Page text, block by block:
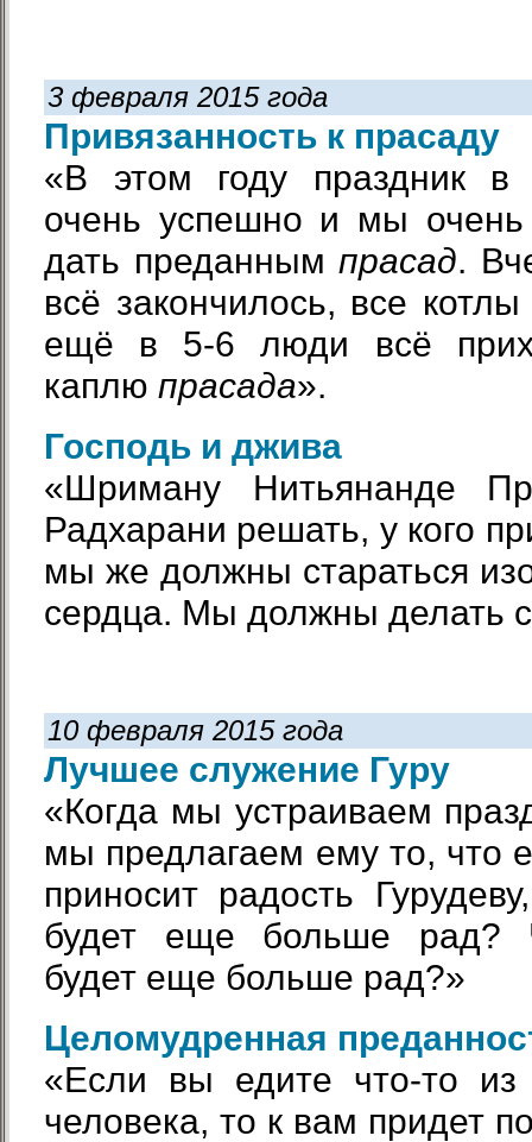
3 февраля 2015 года
Привязанность к прасаду
«В этом году праздник в
очень успешно и мы
дать преданнымпрасад.
всё закончилось, все
ещё в 5-6 люди всё
каплю прасада».
Господь и джива
«Шриману Нитьянанде
Радхарани решать, у кого
мы же должны стараться
сердца. Мы должны делать
10 февраля 2015 года
Лучшее служение Гуру
«Когда мы устраиваем
мы предлагаем ему то, что
приносит радость
будет еще больше рад?
будет еще больше рад?»
Целомудренная
«Если вы едите что-то из
человека, то к вам придет